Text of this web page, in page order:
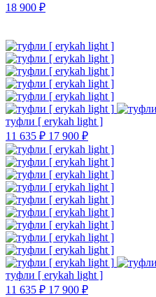
18 900 ₽
туфли [ erykah light ]
11 635 ₽ 17 900 ₽
туфли [ erykah light ]
11 635 ₽ 17 900 ₽